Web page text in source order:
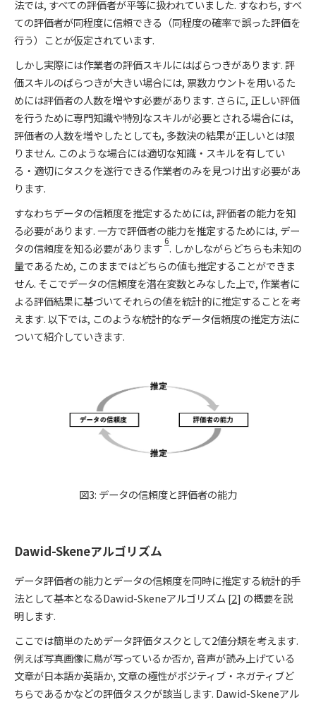
法では, すべての評価者が平等に扱われていました. すなわち, すべ
ての評価者が同程度に信頼できる（同程度の確率で誤った評価を
行う）ことが仮定されています.
しかし実際には作業者の評価スキルにはばらつきがあります. 評
価スキルのばらつきが大きい場合には, 票数カウントを用いるた
めには評価者の人数を増やす必要があります. さらに, 正しい評価
を行うために専門知識や特別なスキルが必要とされる場合には,
評価者の人数を増やしたとしても, 多数決の結果が正しいとは限
りません. このような場合には適切な知識・スキルを有してい
る・適切にタスクを遂行できる作業者のみを見つけ出す必要があ
ります.
すなわちデータの信頼度を推定するためには, 評価者の能力を知
る必要があります. 一方で評価者の能力を推定するためには, デー
タの信頼度を知る必要があります
6
. しかしながらどちらも未知の
量であるため, このままではどちらの値も推定することができま
せん. そこでデータの信頼度を潜在変数とみなした上で, 作業者に
よる評価結果に基づいてそれらの値を統計的に推定することを考
えます. 以下では, このような統計的なデータ信頼度の推定方法に
ついて紹介していきます.
図3: データの信頼度と評価者の能力
Dawid-Skeneアルゴリズム
データ評価者の能力とデータの信頼度を同時に推定する統計的手
法として基本となるDawid-Skeneアルゴリズム [2] の概要を説
明します.
ここでは簡単のためデータ評価タスクとして2値分類を考えます.
例えば写真画像に鳥が写っているか否か, 音声が読み上げている
文章が日本語か英語か, 文章の極性がポジティブ・ネガティブど
ちらであるかなどの評価タスクが該当します. Dawid-Skeneアル